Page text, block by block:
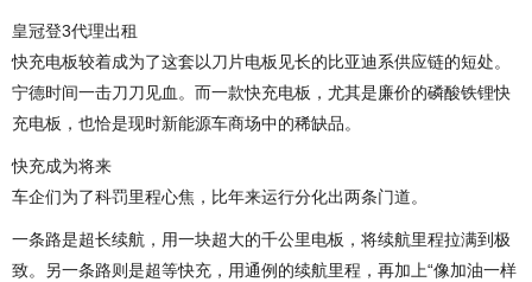
皇冠登3代理出租
快充电板较着成为了这套以刀片电板见长的比亚迪系供应链的短处。
宁德时间一击刀刀见血。而一款快充电板，尤其是廉价的磷酸铁锂快
充电板，也恰是现时新能源车商场中的稀缺品。
快充成为将来
车企们为了科罚里程心焦，比年来运行分化出两条门道。
一条路是超长续航，用一块超大的千公里电板，将续航里程拉满到极
致。另一条路则是超等快充，用通例的续航里程，再加上“像加油一样